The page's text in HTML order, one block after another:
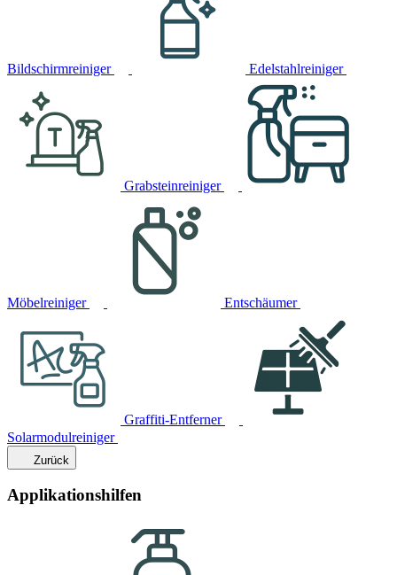
Bildschirmreiniger Edelstahlreiniger
Grabsteinreiniger
Möbelreiniger Entschäumer
Graffiti-Entferner
Solarmodulreiniger
Zurück
Applikationshilfen